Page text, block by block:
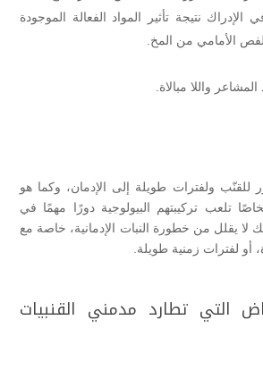
الإدراك نتيجة تأثير المواد الفعالة الموجودة
الأمامي من المخ.
واللا مبالاة.
للقنّب ولفترات طويلة إلى الإدمان، وكما هو
تلعب تركيبتهم البيولوجية دورًا مهمًا في
لا يقلل من خطورة النبات الإدمانية، خاصة مع
أو لفترات زمنية طويلة.
التي تطارد مدمني القنبيات